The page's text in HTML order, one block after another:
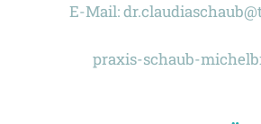
E-Mail:
praxis-schaub-